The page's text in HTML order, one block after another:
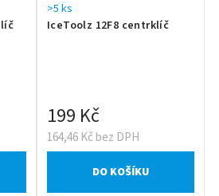
IceToolz 12F8 centrklíč
>5 ks
164,46 Kč bez DPH
199 Kč
DO KOŠÍKU